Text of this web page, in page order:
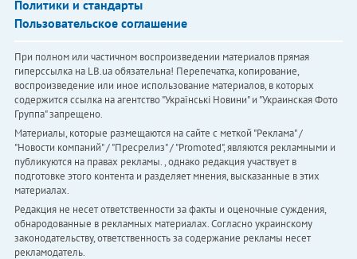
Политики и стандарты
Пользовательское соглашение
При полном или частичном воспроизведении материалов прямая
гиперссылка на LB.ua обязательна! Перепечатка, копирование,
воспроизведение или иное использование материалов, в которых
содержится ссылка на агентство "Українськi Новини" и "Украинская Фото
Группа" запрещено.
Материалы, которые размещаются на сайте с меткой "Реклама" /
"Новости компаний" / "Пресрелиз" / "Promoted", являются рекламными и
публикуются на правах рекламы. , однако редакция участвует в
подготовке этого контента и разделяет мнения, высказанные в этих
материалах.
Редакция не несет ответственности за факты и оценочные суждения,
обнародованные в рекламных материалах. Согласно украинскому
законодательству, ответственность за содержание рекламы несет
рекламодатель.